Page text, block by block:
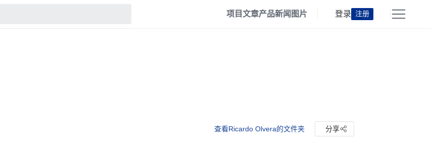
项目文章产品新闻 图片 登录 注册
查看Ricardo Olvera的文件夹 分享